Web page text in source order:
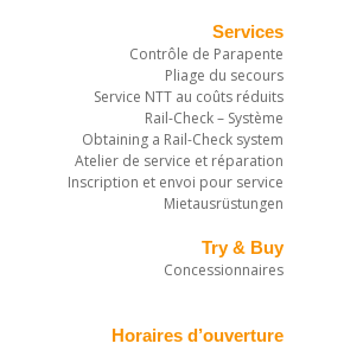
Services
Contrôle de Parapente
Pliage du secours
Service NTT au coûts réduits
Rail-Check – Système
Obtaining a Rail-Check system
Atelier de service et réparation
Inscription et envoi pour service
Mietausrüstungen
Try & Buy
Concessionnaires
Horaires d’ouverture